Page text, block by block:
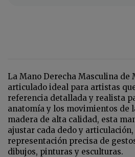
La Mano Derecha Masculina de
articulado ideal para artistas
referencia detallada y realista
anatomía y los movimientos de
madera de alta calidad, esta
ajustar cada dedo y
representación precisa de
dibujos, pinturas y esculturas.